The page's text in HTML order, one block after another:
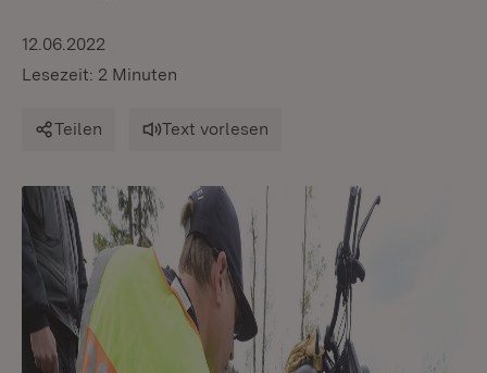
12.06.2022
Lesezeit: 2 Minuten
Teilen Text vorlesen